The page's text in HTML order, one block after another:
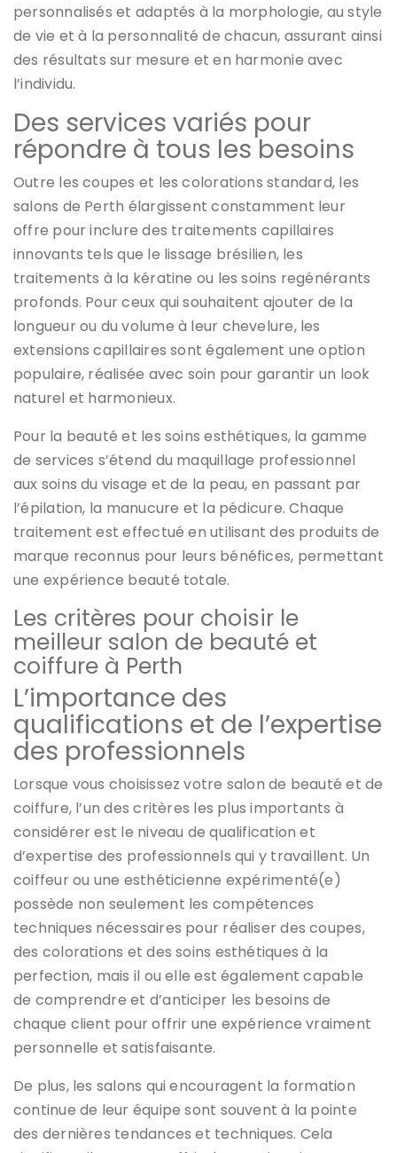
personnalisés et adaptés à la morphologie, au style
de vie et à la personnalité de chacun, assurant ainsi
des résultats sur mesure et en harmonie avec
l’individu.
Des services variés pour
répondre à tous les besoins
Outre les coupes et les colorations standard, les
salons de Perth élargissent constamment leur
offre pour inclure des traitements capillaires
innovants tels que le lissage brésilien, les
traitements à la kératine ou les soins regénérants
profonds. Pour ceux qui souhaitent ajouter de la
longueur ou du volume à leur chevelure, les
extensions capillaires sont également une option
populaire, réalisée avec soin pour garantir un look
naturel et harmonieux.
Pour la beauté et les soins esthétiques, la gamme
de services s’étend du maquillage professionnel
aux soins du visage et de la peau, en passant par
l’épilation, la manucure et la pédicure. Chaque
traitement est effectué en utilisant des produits de
marque reconnus pour leurs bénéfices, permettant
une expérience beauté totale.
Les critères pour choisir le
meilleur salon de beauté et
coiffure à Perth
L’importance des
qualifications et de l’expertise
des professionnels
Lorsque vous choisissez votre salon de beauté et de
coiffure, l’un des critères les plus importants à
considérer est le niveau de qualification et
d’expertise des professionnels qui y travaillent. Un
coiffeur ou une esthéticienne expérimenté(e)
possède non seulement les compétences
techniques nécessaires pour réaliser des coupes,
des colorations et des soins esthétiques à la
perfection, mais il ou elle est également capable
de comprendre et d’anticiper les besoins de
chaque client pour offrir une expérience vraiment
personnelle et satisfaisante.
De plus, les salons qui encouragent la formation
continue de leur équipe sont souvent à la pointe
des dernières tendances et techniques. Cela